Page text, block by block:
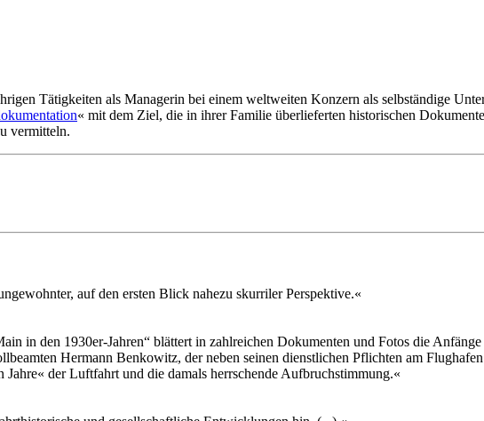
Tätigkeiten als Managerin bei einem weltweiten Konzern als selbständige
« mit dem Ziel, die in ihrer Familie überlieferten historischen
vermitteln.
auf den ersten Blick nahezu skurriler Perspektive.«
in den 1930er-Jahren“ blättert in zahlreichen Dokumenten und Fotos die
Hermann Benkowitz, der neben seinen dienstlichen Pflichten am
der Luftfahrt und die damals herrschende Aufbruchstimmung.«